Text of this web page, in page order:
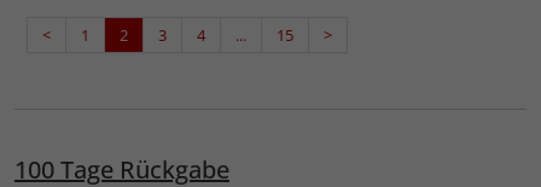
< 1 2 3 4 ... 15 >
100 Tage Rückgabe